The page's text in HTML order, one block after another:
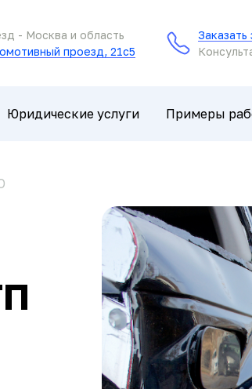
- Москва и область
проезд, 21с5
Заказать
Юридические услуги Примеры